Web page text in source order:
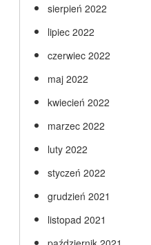
sierpień 2022
lipiec 2022
czerwiec 2022
maj 2022
kwiecień 2022
marzec 2022
luty 2022
styczeń 2022
grudzień 2021
listopad 2021